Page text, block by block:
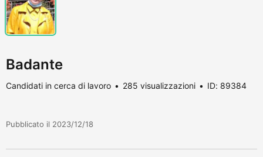
Badante
Candidati in cerca di lavoro 285 visualizzazioni ID: 89384
Pubblicato il 2023/12/18